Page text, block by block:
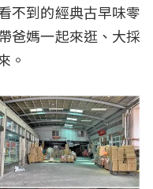
不到的經典古早味零
爸媽一起來逛、大採
。